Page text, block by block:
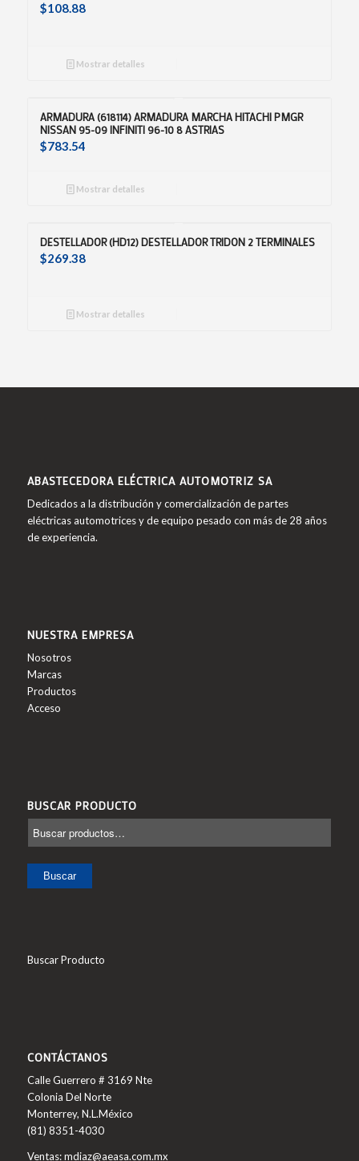
$108.88
Mostrar detalles
ARMADURA (618114) ARMADURA MARCHA HITACHI PMGR
NISSAN 95-09 INFINITI 96-10 8 ASTRIAS
$783.54
Mostrar detalles
DESTELLADOR (HD12) DESTELLADOR TRIDON 2 TERMINALES
$269.38
Mostrar detalles
ABASTECEDORA ELÉCTRICA AUTOMOTRIZ SA
Dedicados a la distribución y comercialización de partes
eléctricas automotrices y de equipo pesado con más de 28 años
de experiencia.
NUESTRA EMPRESA
Nosotros
Marcas
Productos
Acceso
BUSCAR PRODUCTO
Buscar
Buscar Producto
CONTÁCTANOS
Calle Guerrero # 3169 Nte
Colonia Del Norte
Monterrey, N.L.México
(81) 8351-4030
Ventas: mdiaz@aeasa.com.mx